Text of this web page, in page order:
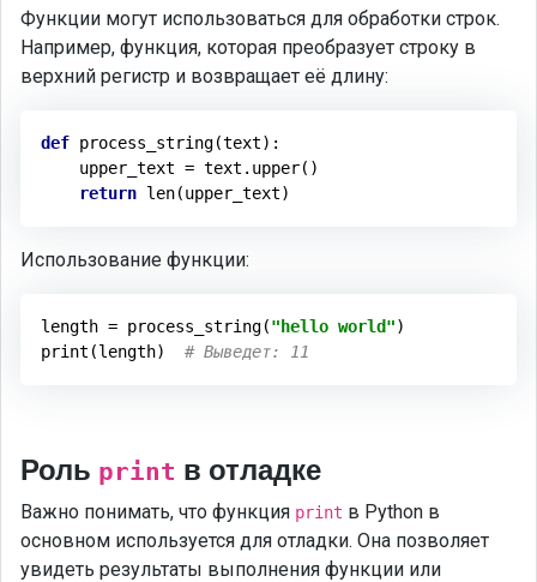
Функции могут использоваться для обработки строк.
Например, функция, которая преобразует строку в
верхний регистр и возвращает её длину:
def process_string(text) :
    upper_text = text.upper()
return
Использование функции:
length = process_string("hello world")
print(length) # Выведет: 11
Роль print в отладке
Важно понимать, что функция print в Python в
основном используется для отладки. Она позволяет
увидеть результаты выполнения функции или